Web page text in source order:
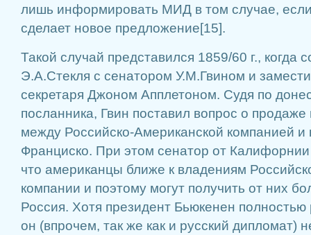
лишь информировать МИД в том случае,
сделает новое предложение[15].
Такой случай представился 1859/60 г., когда
Э.А.Стекля с сенатором У.М.Гвином и
секретаря Джоном Апплетоном. Судя по
посланника, Гвин поставил вопрос о
между Российско-Американской компанией
Франциско. При этом сенатор от
что американцы ближе к владениям
компании и поэтому могут получить от них
Россия. Хотя президент Бьюкенен полностью
он (впрочем, так же как и русский дипломат)